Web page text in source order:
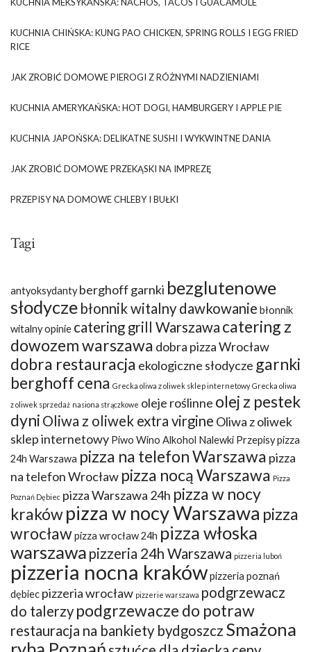
KUCHNIA CHIŃSKA: KUNG PAO CHICKEN, SPRING ROLLS I EGG FRIED
RICE
JAK ZROBIĆ DOMOWE PIEROGI Z RÓŻNYMI NADZIENIAMI
KUCHNIA AMERYKAŃSKA: HOT DOGI, HAMBURGERY I APPLE PIE
KUCHNIA JAPOŃSKA: DELIKATNE SUSHI I WYKWINTNE DANIA
JAK ZROBIĆ DOMOWE PRZEKĄSKI NA IMPREZĘ
PRZEPISY NA DOMOWE CHLEBY I BUŁKI
Tagi
antyoksydanty berghoff garnki bezglutenowe
słodycze błonnik witalny dawkowanie błonnik
witalny opinie catering grill Warszawa catering z
dowozem warszawa dobra pizza Wrocław
dobra restauracja ekologiczne słodycze garnki
berghoff cena Grecka oliwa z oliwek sklep internetowy Grecka oliwa
z oliwek sprzedaż nasiona strączkowe oleje roślinne olej z pestek
dyni Oliwa z oliwek extra virgine Oliwa z oliwek
sklep internetowy Piwo Wino Alkohol Nalewki Przepisypizza
24h Warszawa pizza na telefon Warszawa pizza
na telefon Wrocław pizza nocą Warszawa Pizza
Poznań Dębiec pizza Warszawa 24h pizza w nocy
krakówpizza w nocy Warszawa pizza
wrocławpizza wrocław 24h pizza włoska
warszawa pizzeria 24h Warszawa pizzeria luboń
pizzeria nocna krakówpizzeria poznań
dębiec pizzeria wrocław pizzerie warszawa podgrzewacz
do talerzy podgrzewacze do potraw
restauracja na bankiety bydgoszcz Smażona